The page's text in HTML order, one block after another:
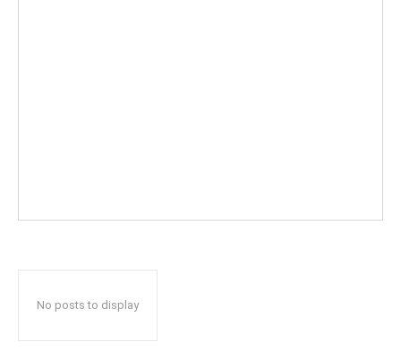
No posts to display